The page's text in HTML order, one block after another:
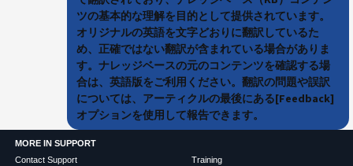
ツの基本的な理解を目的として提供されています。
オリジナルの英語を文字どおりに翻訳しているた
め、正確ではない翻訳が含まれている場合がありま
す。ナレッジベースの元のコンテンツを確認する場
合は、英語版をご利用ください。翻訳の問題や誤訳
については、アーティクルの最後にある[Feedback]
オプションを使用して報告できます。
MORE IN SUPPORT
Contact Support
Training